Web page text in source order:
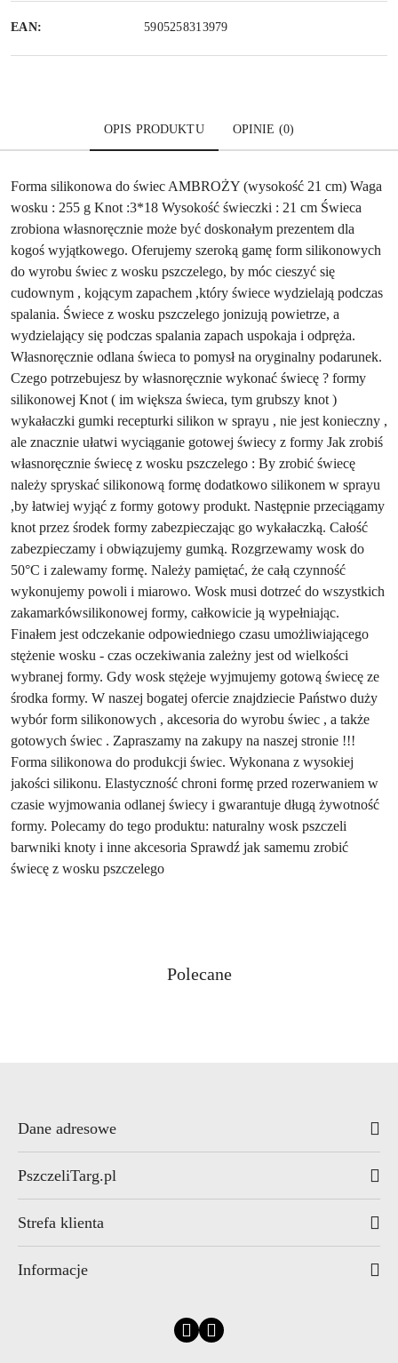
EAN: 5905258313979
OPIS PRODUKTU OPINIE (0)
Forma silikonowa do świec AMBROŻY (wysokość 21 cm) Waga
wosku : 255 g Knot :3*18 Wysokość świeczki : 21 cm Świeca
zrobiona własnoręcznie może być doskonałym prezentem dla
kogoś wyjątkowego. Oferujemy szeroką gamę form silikonowych
do wyrobu świec z wosku pszczelego, by móc cieszyć się
cudownym , kojącym zapachem ,który świece wydzielają podczas
spalania. Świece z wosku pszczelego jonizują powietrze, a
wydzielający się podczas spalania zapach uspokaja i odpręża.
Własnoręcznie odlana świeca to pomysł na oryginalny podarunek.
Czego potrzebujesz by własnoręcznie wykonać świecę ? formy
silikonowej Knot ( im większa świeca, tym grubszy knot )
wykałaczki gumki recepturki silikon w sprayu , nie jest konieczny ,
ale znacznie ułatwi wyciąganie gotowej świecy z formy Jak zrobiś
własnoręcznie świecę z wosku pszczelego : By zrobić świecę
należy spryskać silikonową formę dodatkowo silikonem w sprayu
,by łatwiej wyjąć z formy gotowy produkt. Następnie przeciągamy
knot przez środek formy zabezpieczając go wykałaczką. Całość
zabezpieczamy i obwiązujemy gumką. Rozgrzewamy wosk do
50°C i zalewamy formę. Należy pamiętać, że całą czynność
wykonujemy powoli i miarowo. Wosk musi dotrzeć do wszystkich
zakamarkówsilikonowej formy, całkowicie ją wypełniając.
Finałem jest odczekanie odpowiedniego czasu umożliwiającego
stężenie wosku - czas oczekiwania zależny jest od wielkości
wybranej formy. Gdy wosk stężeje wyjmujemy gotową świecę ze
środka formy. W naszej bogatej ofercie znajdziecie Państwo duży
wybór form silikonowych , akcesoria do wyrobu świec , a także
gotowych świec . Zapraszamy na zakupy na naszej stronie !!!
Forma silikonowa do produkcji świec. Wykonana z wysokiej
jakości silikonu. Elastyczność chroni formę przed rozerwaniem w
czasie wyjmowania odlanej świecy i gwarantuje długą żywotność
formy. Polecamy do tego produktu: naturalny wosk pszczeli
barwniki knoty i inne akcesoria Sprawdź jak samemu zrobić
świecę z wosku pszczelego
Pomiń karuzelę produktów
Produkty
Polecane
Dane adresowe
PszczeliTarg.pl
Strefa klienta
Informacje